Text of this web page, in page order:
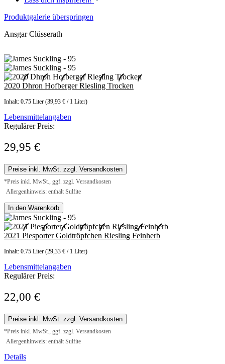
Produktgalerie überspringen
Ansgar Clüsserath
2020 Dhron Hofberger Riesling Trocken
Inhalt: 0.75 Liter (39,93 € / 1 Liter)
Lebensmittelangaben
Regulärer Preis:
29,95 €
Preise inkl. MwSt. zzgl. Versandkosten
*Preis inkl. MwSt., ggf. zzgl. Versandkosten
Allergenhinweis: enthält Sulfite
In den Warenkorb
2021 Piesporter Goldtröpfchen Riesling Feinherb
Inhalt: 0.75 Liter (29,33 € / 1 Liter)
Lebensmittelangaben
Regulärer Preis:
22,00 €
Preise inkl. MwSt. zzgl. Versandkosten
*Preis inkl. MwSt., ggf. zzgl. Versandkosten
Allergenhinweis: enthält Sulfite
Details